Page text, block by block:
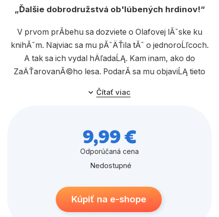
Všetky kategórie
Ďalšie dobrodružstvá ob'lúbených hrdinov!
V prvom prĂ­behu sa dozviete o Olafovej lĂˇske ku
knihĂˇm. Najviac sa mu pĂˇÄŤila tĂˇ o jednoroĹľcoch.
A tak sa ich vydal hÄľadaĹĄ. Kam inam, ako do
ZaÄŤarovanĂ©ho lesa. PodarĂ­ sa mu objaviĹĄ tieto
tate o tom, ako sa Olaf so Svenom vystrojili na
ani v mĂłde.
Čítať viac
9,99 €
Odporúčaná cena
Nedostupné
Kúpiť na e-shope